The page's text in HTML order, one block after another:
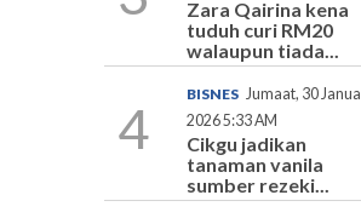
Zara Qairina kena
tuduh curi RM20
walaupun tiada...
4
BISNES Jumaat, 30
2026 5:33 AM
Cikgu jadikan
tanaman vanila
sumber rezeki...